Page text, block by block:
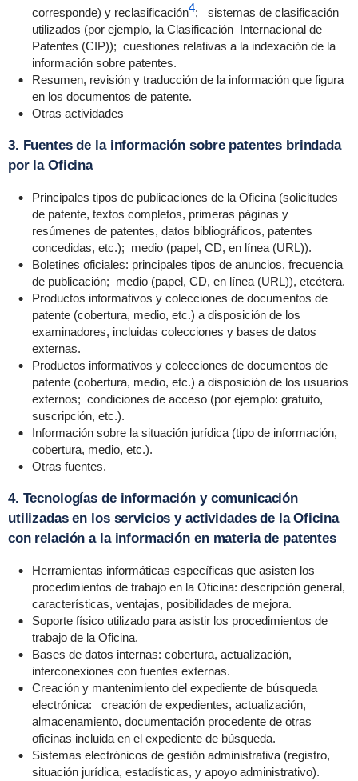
corresponde) y reclasificación4; sistemas de clasificación
utilizados (por ejemplo, la Clasificación Internacional de
Patentes (CIP)); cuestiones relativas a la indexación de la
información sobre patentes.
Resumen, revisión y traducción de la información que figura
en los documentos de patente.
Otras actividades
3. Fuentes de la información sobre patentes brindada
por la Oficina
Principales tipos de publicaciones de la Oficina (solicitudes
de patente, textos completos, primeras páginas y
resúmenes de patentes, datos bibliográficos, patentes
concedidas, etc.); medio (papel, CD, en línea (URL)).
Boletines oficiales: principales tipos de anuncios, frecuencia
de publicación; medio (papel, CD, en línea (URL)), etcétera.
Productos informativos y colecciones de documentos de
patente (cobertura, medio, etc.) a disposición de los
examinadores, incluidas colecciones y bases de datos
externas.
Productos informativos y colecciones de documentos de
patente (cobertura, medio, etc.) a disposición de los usuarios
externos; condiciones de acceso (por ejemplo: gratuito,
suscripción, etc.).
Información sobre la situación jurídica (tipo de información,
cobertura, medio, etc.).
Otras fuentes.
4. Tecnologías de información y comunicación
utilizadas en los servicios y actividades de la Oficina
con relación a la información en materia de patentes
Herramientas informáticas específicas que asisten los
procedimientos de trabajo en la Oficina: descripción general,
características, ventajas, posibilidades de mejora.
Soporte físico utilizado para asistir los procedimientos de
trabajo de la Oficina.
Bases de datos internas: cobertura, actualización,
interconexiones con fuentes externas.
Creación y mantenimiento del expediente de búsqueda
electrónica: creación de expedientes, actualización,
almacenamiento, documentación procedente de otras
oficinas incluida en el expediente de búsqueda.
Sistemas electrónicos de gestión administrativa (registro,
situación jurídica, estadísticas, y apoyo administrativo).